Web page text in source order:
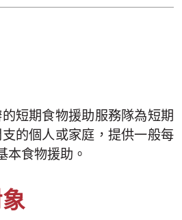
短期食物援助服務隊為短期
的個人或家庭，提供一般每
本食物援助。